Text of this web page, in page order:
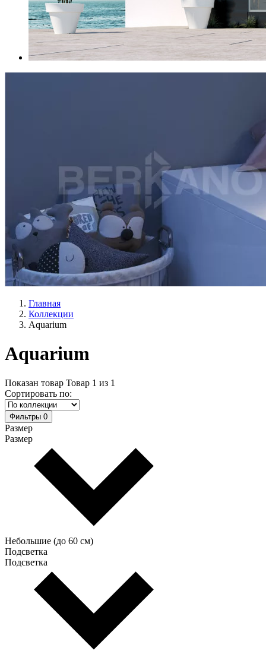
Главная
Коллекции
Aquarium
Aquarium
Показан товар Товар 1 из 1
Сортировать по:
Фильтры 0
Размер
Размер
Небольшие (до 60 см)
Подсветка
Подсветка